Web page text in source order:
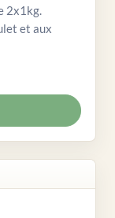
2x1kg.
et aux